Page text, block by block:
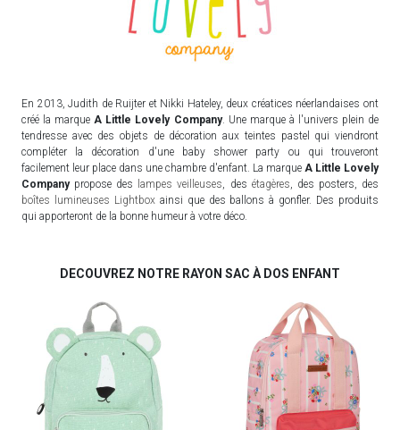
En 2013, Judith de Ruijter et Nikki Hateley, deux créatices néerlandaises ont
créé la marqueA Little Lovely Company. Une marque à l'univers plein de
tendresse avec des objets de décoration aux teintes pastel qui viendront
compléter la décoration d'une baby shower party ou qui trouveront
facilement leur place dans une chambre d'enfant. La marque A Little Lovely
Companypropose des lampes veilleuses, des étagères, des posters, des
boîtes lumineuses Lightboxainsi que des ballons à gonfler. Des produits
qui apporteront de la bonne humeur à votre déco.
DECOUVREZ NOTRE RAYON SAC À DOS ENFANT